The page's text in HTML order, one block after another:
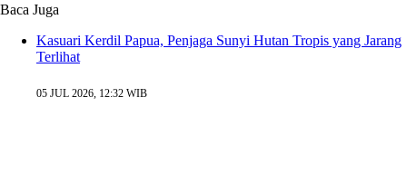
Baca Juga
Kasuari Kerdil Papua, Penjaga Sunyi Hutan Tropis yang Jarang
Terlihat
05 JUL 2026, 12:32 WIB